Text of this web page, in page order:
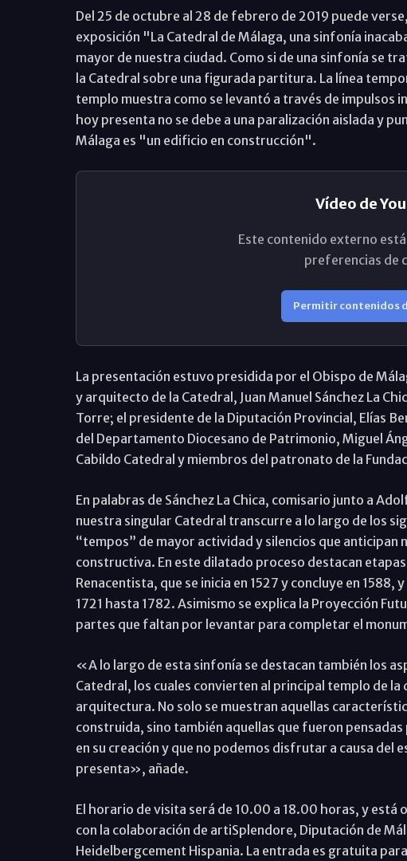
Del 25 de octubre al 28 de febrero de 2019 puede
exposición "La Catedral de Málaga, una sinfonía
mayor de nuestra ciudad. Como si de una sinfonía se
la Catedral sobre una figurada partitura. La línea
templo muestra como se levantó a través de impulsos
hoy presenta no se debe a una paralización aislada y
Málaga es "un edificio en construcción".
Vídeo de
Este contenido externo
preferencias de
Permitir contenidos
La presentación estuvo presidida por el Obispo de
y arquitecto de la Catedral, Juan Manuel Sánchez La
Torre; el presidente de la Diputación Provincial, Elías
del Departamento Diocesano de Patrimonio, Miguel
Cabildo Catedral y miembros del patronato de la
En palabras de Sánchez La Chica, comisario junto a
nuestra singular Catedral transcurre a lo largo de los
“tempos” de mayor actividad y silencios que anticipan
constructiva. En este dilatado proceso destacan
Renacentista, que se inicia en 1527 y concluye en
1721 hasta 1782. Asimismo se explica la Proyección
partes que faltan por levantar para completar el
«A lo largo de esta sinfonía se destacan también los
Catedral, los cuales convierten al principal templo de la
arquitectura. No solo se muestran aquellas
construida, sino también aquellas que fueron
en su creación y que no podemos disfrutar a causa del
presenta», añade.
El horario de visita será de 10.00 a 18.00 horas, y está
con la colaboración de artiSplendore, Diputación de
Heidelbergcement Hispania. La entrada es gratuita